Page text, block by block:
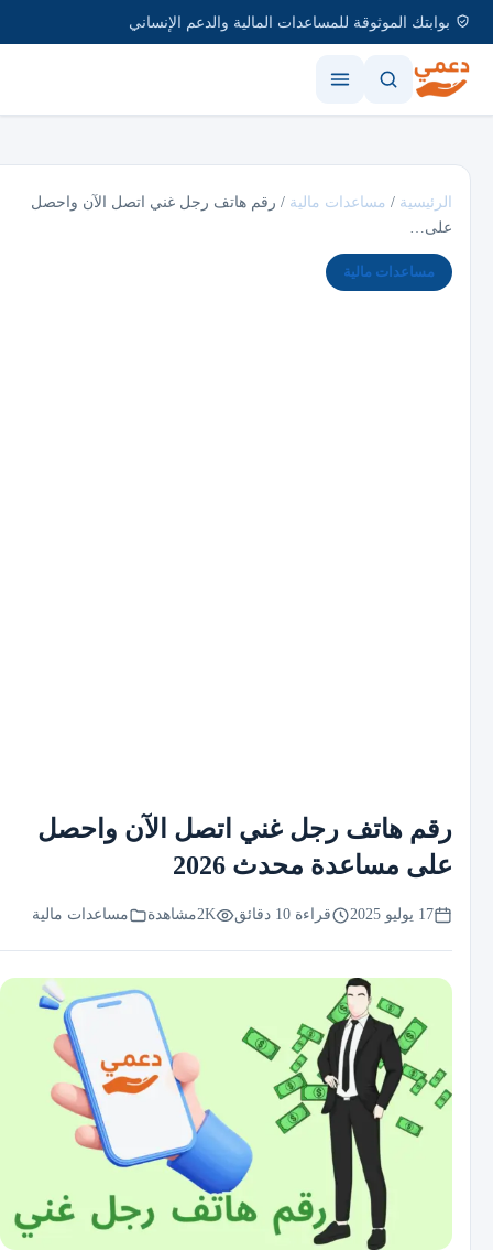
بوابتك الموثوقة للمساعدات المالية والدعم الإنساني
الرئيسية / مساعدات مالية / رقم هاتف رجل غني اتصل الآن واحصل
على…
مساعدات مالية
رقم هاتف رجل غني اتصل الآن واحصل
على مساعدة محدث 2026
17 يوليو 2025 قراءة 10 دقائق 2Kمشاهدة مساعدات مالية